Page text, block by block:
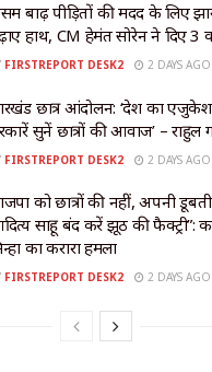
बाढ़ पीड़ितों की मदद के लिए
हाथ, CM हेमंत सोरेन ने दिए ₹3
FIRSTREPORT DESK2 2 DAYS AGO
छात्र आंदोलन: ‘देश का
सुनें छात्रों की आवाज’ – राहुल
FIRSTREPORT DESK2 2 DAYS AGO
को छात्रों की नहीं, अपनी
साहू बंद करें झूठ की फैक्ट्री”:
का करारा हमला
FIRSTREPORT DESK2 2 DAYS AGO